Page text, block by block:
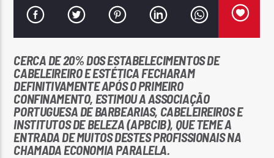
Rádio No ar
CERCA DE 20% DOS ESTABELECIMENTOS DE
CABELEIREIRO E ESTÉTICA FECHARAM
DEFINITIVAMENTE APÓS O PRIMEIRO
CONFINAMENTO, ESTIMOU A ASSOCIAÇÃO
PORTUGUESA DE BARBEARIAS, CABELEIREIROS E
INSTITUTOS DE BELEZA (APBCIB), QUE TEME A
ENTRADA DE MUITOS DESTES PROFISSIONAIS NA
CHAMADA ECONOMIA PARALELA.